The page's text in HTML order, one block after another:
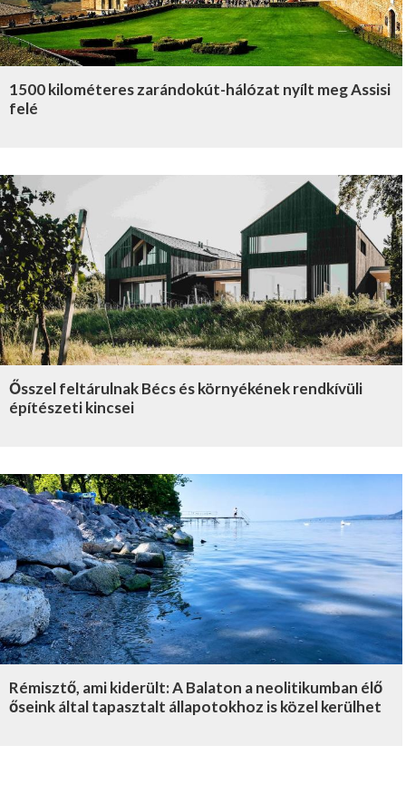
1500 kilométeres zarándokút-hálózat nyílt meg Assisi
felé
Ősszel feltárulnak Bécs és környékének rendkívüli
építészeti kincsei
Rémisztő, ami kiderült: A Balaton a neolitikumban élő
őseink által tapasztalt állapotokhoz is közel kerülhet